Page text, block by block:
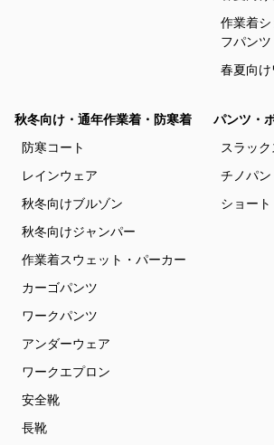
作業着
フパンツ
春夏向
秋冬向け・通年作業着・防寒着
防寒コート
レインウェア
秋冬向けブルゾン
秋冬向けジャンパー
作業着スウェット・パーカー
カーゴパンツ
ワークパンツ
アンダーウェア
ワークエプロン
安全靴
長靴
パンツ・
スラック
チノパン
ショー